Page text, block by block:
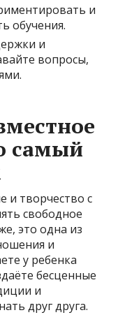
и
обучения.
и
вопросы,
самый
и творчество с
свободное
это одна из
и
у ребенка
бесценные
и
друг друга.